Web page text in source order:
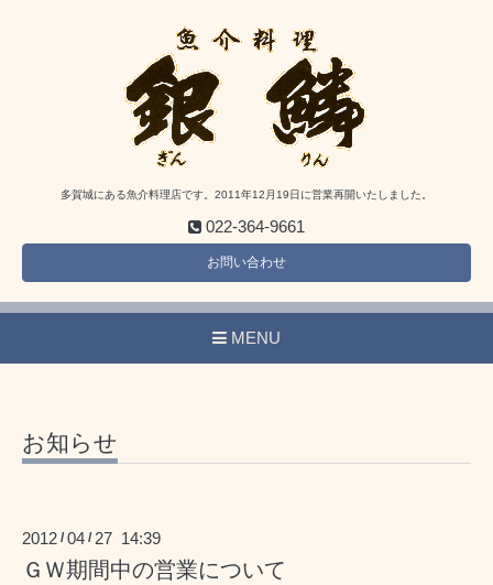
多賀城にある魚介料理店です。2011年12月19日に営業再開いたしました。
022-364-9661
お問い合わせ
MENU
お知らせ
2012 /04 / 27 14:39
ＧＷ期間中の営業について